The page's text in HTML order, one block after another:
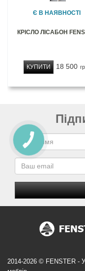
Є В НАЯВНОСТІ
КРІСЛО ЛІСАБОН
18 500
КУПИТИ
2014-2026 © FENSTER -